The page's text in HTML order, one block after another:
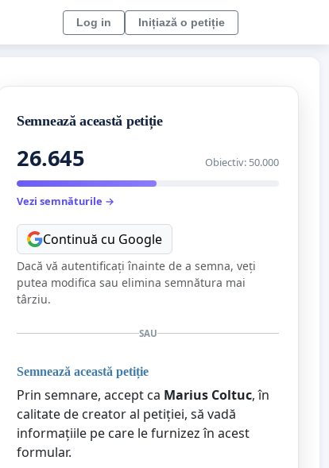
Log in Inițiază o petiție
Semnează această petiție
26.645 Obiectiv: 50.000
Vezi semnăturile →
Continuă cu Google
Dacă vă autentificați înainte de a semna, veți
putea modifica sau elimina semnătura mai
târziu.
SAU
Semnează această petiție
Prin semnare, accept ca Marius Coltuc, în
calitate de creator al petiției, să vadă
informațiile pe care le furnizez în acest
formular.